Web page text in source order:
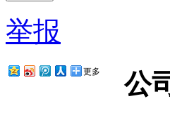
举报
更多 公